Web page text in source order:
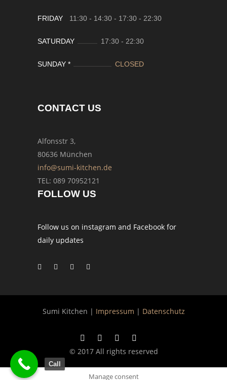
FRIDAY 11:30 - 14:30 - 17:30 - 22:30
SATURDAY 17:30 - 22:30
SUNDAY * CLOSED
CONTACT US
Alfonsstr 3,
80636 München
info@sumi-kitchen.de
TEL: 089 70952121
FOLLOW US
Follow us on instagram and Facebook for
daily updates
Sumi Kitchen | Impressum | Datenschutz
© 2017 All rights reserved
Manage consent
Call